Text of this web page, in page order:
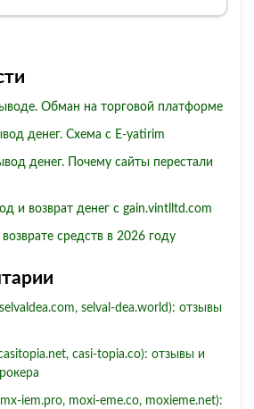
Обман на торговой платформе
денег. Схема с E-yatirim
денег. Почему сайты перестали
и возврат денег с gain.vintlltd.com
средств в 2026 году
selval-dea.world): отзывы
casi-topia.co): отзывы и
iem.pro, moxi-eme.co, moxieme.net):